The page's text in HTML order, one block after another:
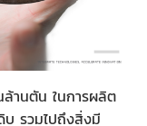
านตัน ในการผลิต
บ รวมไปถึงสิ่งมี